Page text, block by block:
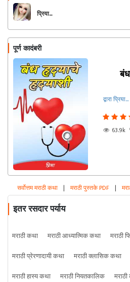
प्रिया...
पूर्ण कादंबरी
द्वारा प्रिया...
63.9k
सर्वोत्तम मराठी कथा | मराठी पुस्तके PDF |
इतर रसदार पर्याय
मराठी कथा मराठी आध्यात्मिक कथा
मराठी
मराठी प्रेरणादायी कथा
मराठी क्लासिक कथा
मराठी हास्य कथा
मराठी नियतकालिक